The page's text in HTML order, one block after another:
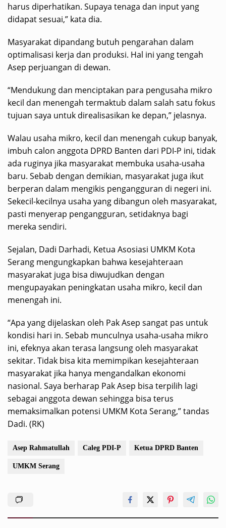
harus diperhatikan. Supaya tenaga dan input yang
didapat sesuai,” kata dia.
Masyarakat dipandang butuh pengarahan dalam
optimalisasi kerja dan produksi. Hal ini yang tengah
Asep perjuangan di dewan.
“Mendukung dan menciptakan para pengusaha mikro
kecil dan menengah termaktub dalam salah satu fokus
tujuan saya untuk direalisasikan ke depan,” jelasnya.
Walau usaha mikro, kecil dan menengah cukup banyak,
imbuh calon anggota DPRD Banten dari PDI-P ini, tidak
ada ruginya jika masyarakat membuka usaha-usaha
baru. Sebab dengan demikian, masyarakat juga ikut
berperan dalam mengikis pengangguran di negeri ini.
Sekecil-kecilnya usaha yang dibangun oleh masyarakat,
pasti menyerap pengangguran, setidaknya bagi
mereka sendiri.
Sejalan, Dadi Darhadi, Ketua Asosiasi UMKM Kota
Serang mengungkapkan bahwa kesejahteraan
masyarakat juga bisa diwujudkan dengan
mengupayakan peningkatan usaha mikro, kecil dan
menengah ini.
“Apa yang dijelaskan oleh Pak Asep sangat pas untuk
kondisi hari in. Sebab munculnya usaha-usaha mikro
ini, efeknya akan terasa langsung oleh masyarakat
sekitar. Tidak bisa kita memimpikan kesejahteraan
masyarakat jika hanya mengandalkan ekonomi
nasional. Saya berharap Pak Asep bisa terpilih lagi
sebagai anggota dewan sehingga bisa terus
memaksimalkan potensi UMKM Kota Serang,” tandas
Dadi. (RK)
Asep Rahmatullah Caleg PDI-P Ketua DPRD Banten
UMKM Serang